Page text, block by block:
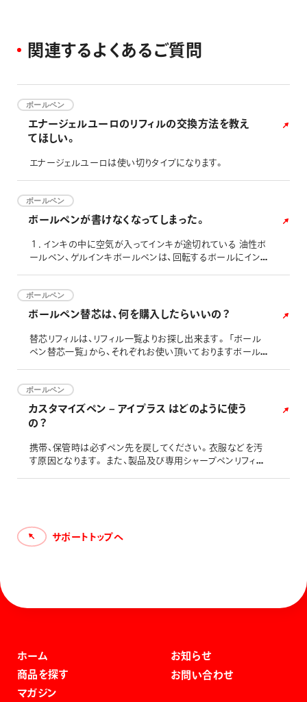
関 連する よ く ある ご質 問
ボールペン
エナージェルユーロのリフィルの交換方法を教え
てほしい。
エナージェルユーロは使い切りタイプになります。
ボールペン
ボールペンが書けなくなってしまった。
１．インキの中に空気が入ってインキが途切れている 油性ボ
ールペン、ゲルインキボールペンは、回転するボールにイン
ボールとペン先先端の隙間に入り込んで隙間を塞いでいま
す。 そのため、ペン先を下に向けて筆記している時は問題あ
けたカレンダーに書き
ボールペン
ボールペン替芯は、何を購入したらいいの？
替芯リフィルは、リフィル一覧よりお探し出来ます。 「ボール
ペン替芯一覧」から、それぞれお使い頂いておりますボール
ボールペン
カスタマイズペン – アイプラス はどのように使う
の？
携帯、保管時は必ずペン先を戻してください。衣服などを汚
す原因となります。 また、製品及び専用シャープペンリフィル
サポートトップへ
ホーム
商品を探す
マガジン
お知らせ
お問い合わせ